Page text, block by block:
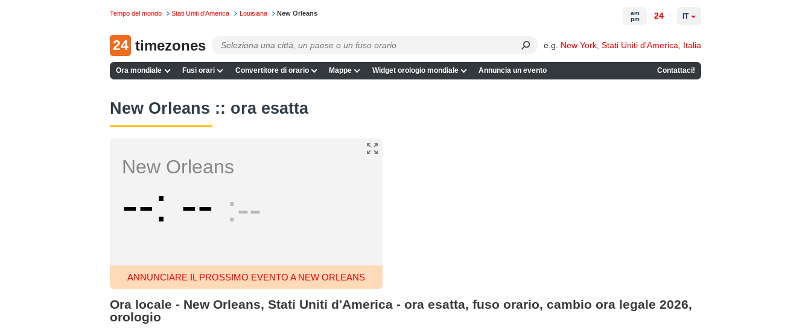
Tempo del mondo Stati Uniti d'America Louisiana New Orleans
24 timezones e.g. New York Stati Uniti d'America Italia
Ora mondiale Fusi orari Convertitore di orario Mappe Widget orologio mondiale Annuncia un evento Contattaci!
am
pm
24 IT
New Orleans :: ora esatta
New Orleans
-- -- --
ANNUNCIARE IL PROSSIMO EVENTO A NEW ORLEANS
Ora locale - New Orleans, Stati Uniti d'America - ora esatta, fuso orario, cambio ora legale 2026,
orologio